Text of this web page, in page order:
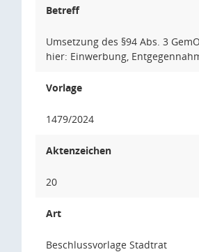
Betreff
Umsetzung des §94 Abs. 3 GemO
hier: Einwerbung,
Vorlage
1479/2024
Aktenzeichen
20
Art
Beschlussvorlage Stadtrat